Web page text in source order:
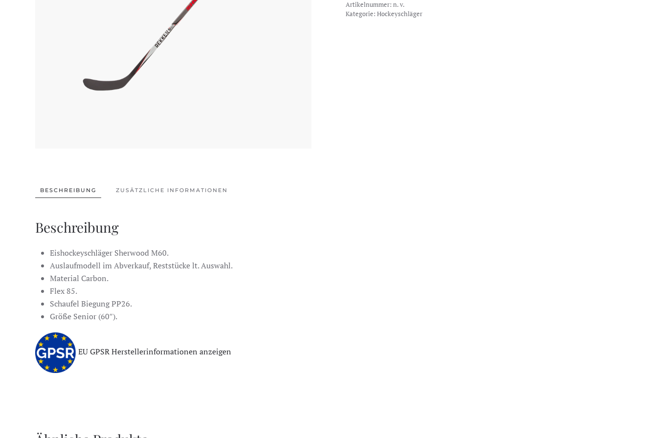
M60
Artikelnummer: n. v.
Kategorie: Hockeyschläger
BESCHREIBUNG ZUSÄTZLICHE INFORMATIONEN
Beschreibung
Eishockeyschläger Sherwood M60.
Auslaufmodell im Abverkauf, Reststücke lt. Auswahl.
Material Carbon.
Flex 85.
Schaufel Biegung PP26.
Größe Senior (60″).
EU GPSR Herstellerinformationen anzeigen